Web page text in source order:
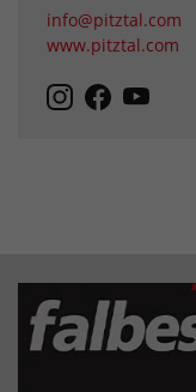
info@pitztal.com
www.pitztal.com